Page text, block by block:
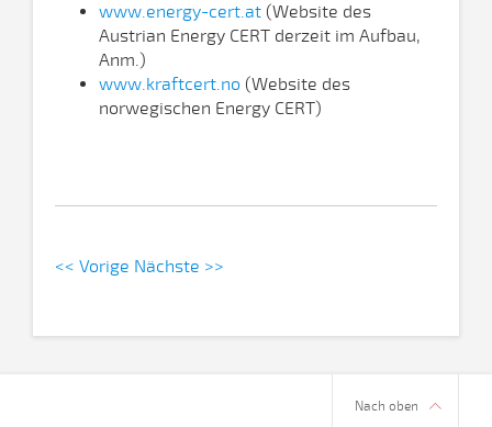
www.energy-cert.at (Website des
Austrian Energy CERT derzeit im Aufbau,
Anm.)
www.kraftcert.no (Website des
norwegischen Energy CERT)
<< Vorige Nächste >>
Nach oben